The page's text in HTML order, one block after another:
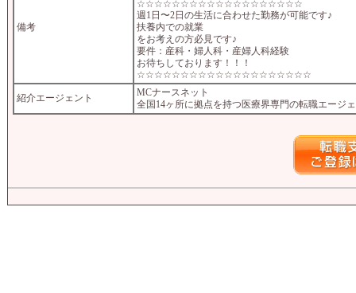
備考
☆☆☆☆☆☆☆☆☆☆☆☆☆☆☆☆☆☆☆
週1日〜2日の生活に合わせた勤務が可能です♪
扶養内での就業
をお考えの方必見です♪
要件：産科・婦人科・産婦人科経験
お待ちしております！！！
☆☆☆☆☆☆☆☆☆☆☆☆☆☆☆☆☆☆☆☆
紹介エージェント
MCナースネット
全国14ヶ所に拠点を持つ医療界専門の転職エージ